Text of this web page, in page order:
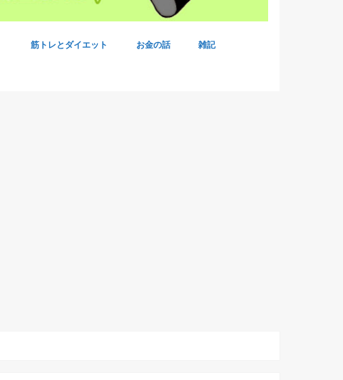
筋トレとダイエット お金の話 雑記